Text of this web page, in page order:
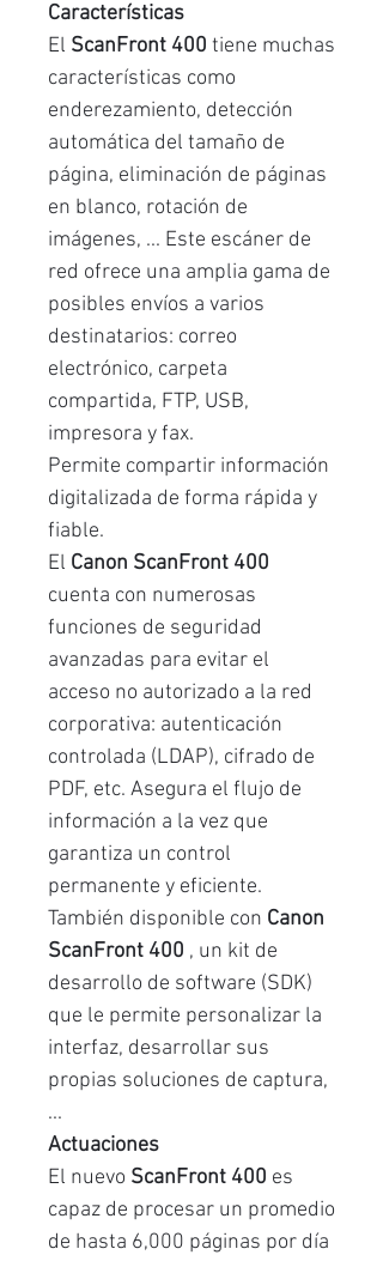
Características
El ScanFront 400 tiene muchas
características como
enderezamiento, detección
automática del tamaño de
página, eliminación de páginas
en blanco, rotación de
imágenes, ... Este escáner de
red ofrece una amplia gama de
posibles envíos a varios
destinatarios: correo
electrónico, carpeta
compartida, FTP, USB,
impresora y fax.
Permite compartir información
digitalizada de forma rápida y
fiable.
El Canon ScanFront 400
cuenta con numerosas
funciones de seguridad
avanzadas para evitar el
acceso no autorizado a la red
corporativa: autenticación
controlada (LDAP), cifrado de
PDF, etc. Asegura el flujo de
información a la vez que
garantiza un control
permanente y eficiente.
También disponible con Canon
ScanFront 400 , un kit de
desarrollo de software (SDK)
que le permite personalizar la
interfaz, desarrollar sus
propias soluciones de captura,
...
Actuaciones
El nuevo ScanFront 400 es
capaz de procesar un promedio
de hasta 6,000 páginas por día